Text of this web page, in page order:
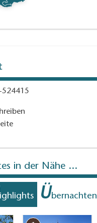
524415
in der Nähe ...
ighlights Übernachten